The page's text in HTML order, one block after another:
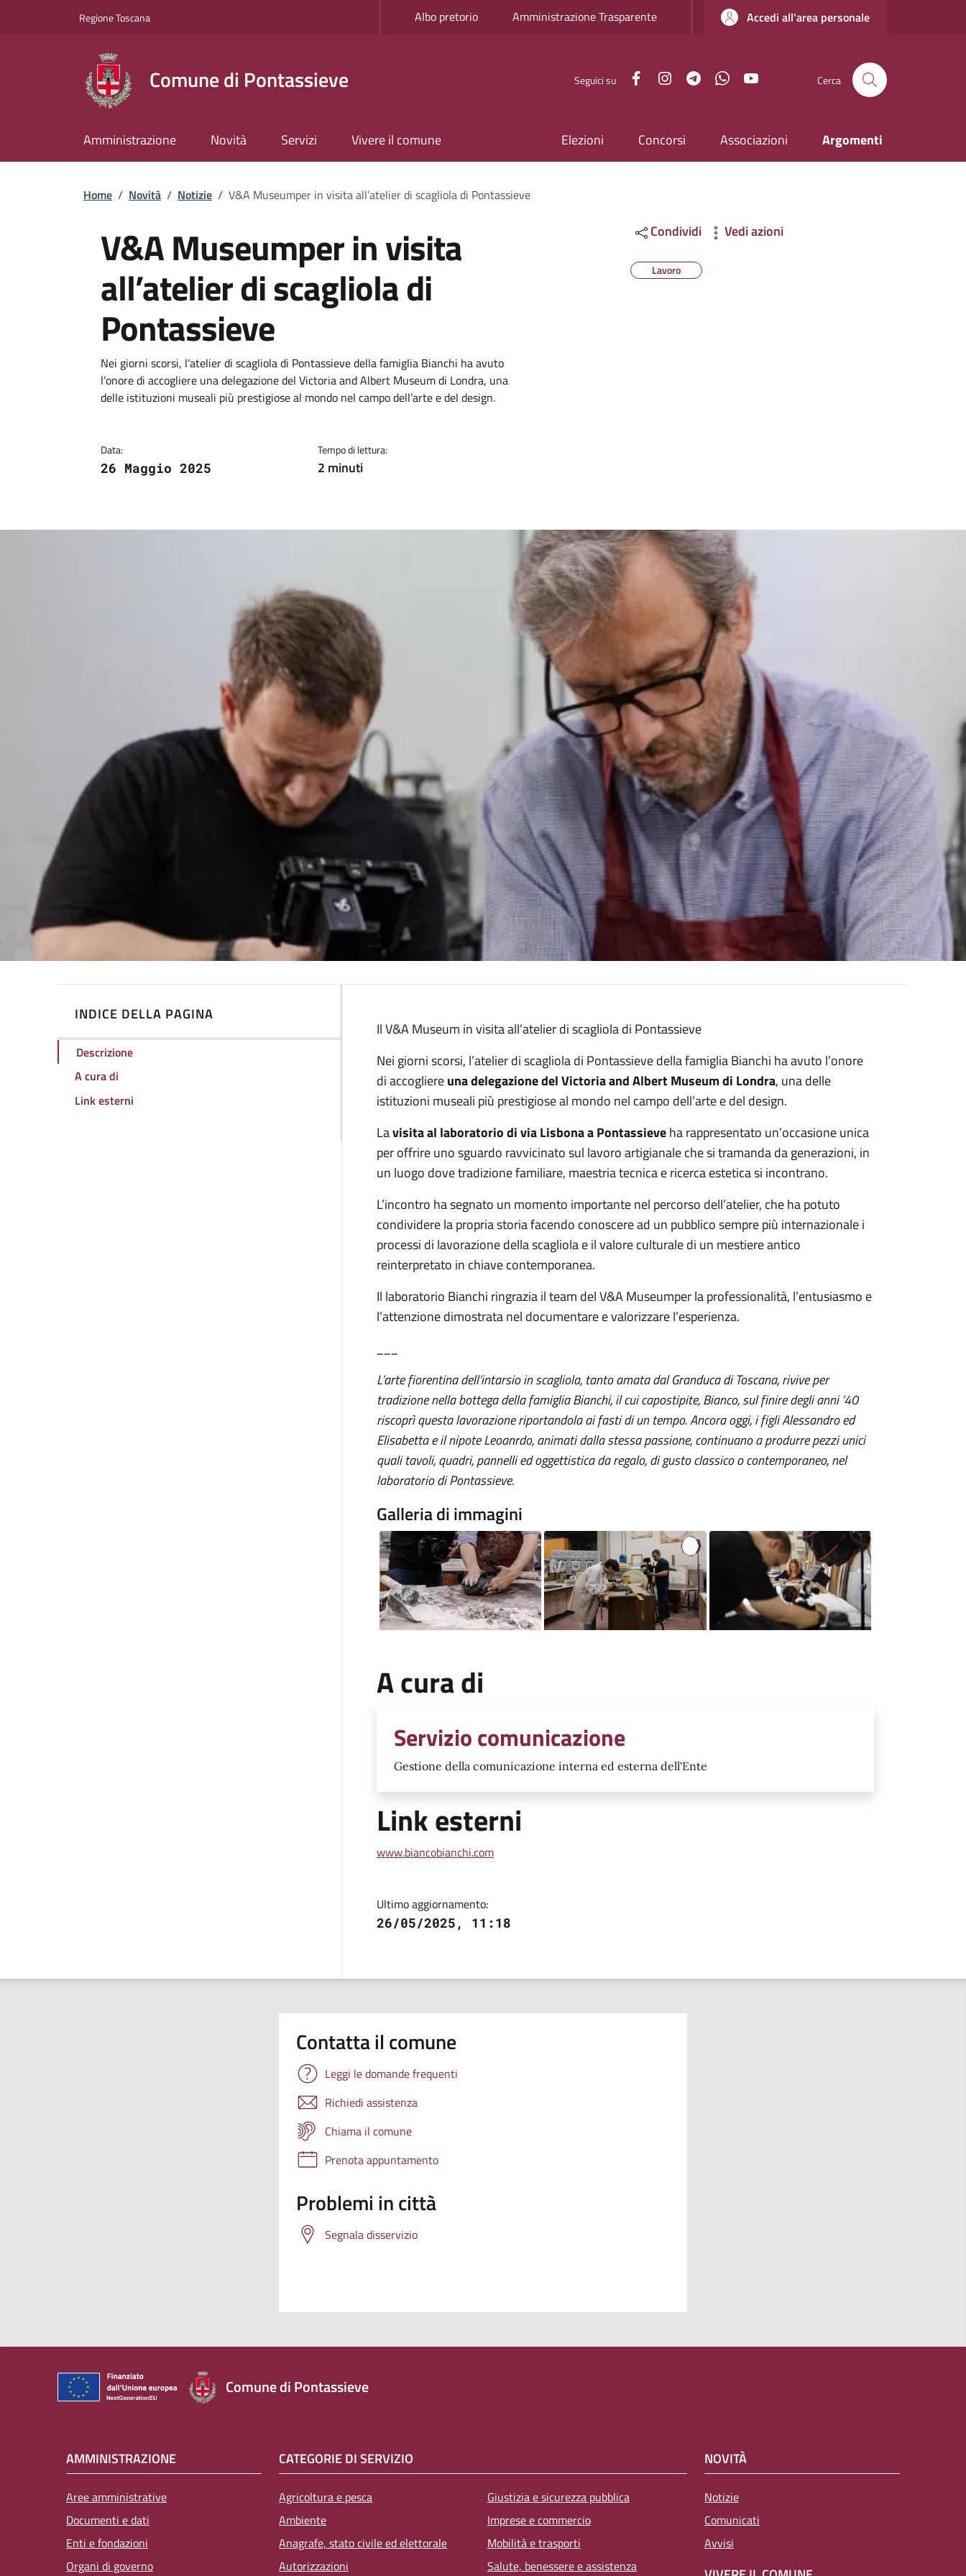
Regione ToscanaSlim top Albo pretorio Amministrazione Trasparente Accedi all'area personale
Comune di Pontassieve Seguici su FacebookInstagramTelegramWhatsApp Cerca
Amministrazione Novità Servizi Vivere il comune Elezioni Concorsi Associazioni Argomenti
Briciole di pane
Home / Novità / Notizie / V&A Museumper in visita all’atelier di scagliola di Pontassieve
V&A Museumper in visita
all’atelier di scagliola di
Pontassieve
Dettagli
Descrizione breve
Nei giorni scorsi, l’atelier di scagliola di Pontassieve della famiglia Bianchi ha avuto
l’onore di accogliere una delegazione del Victoria and Albert Museum di Londra, una
delle istituzioni museali più prestigiose al mondo nel campo dell’arte e del design.
Data:
26 Maggio 2025
Tempo di lettura:
2 minuti
Condividi Vedi azioni
Lavoro
INDICE DELLA PAGINA
Descrizione
A cura di
Link esterni
Descrizione
Il V&A Museum in visita all’atelier di scagliola di Pontassieve
Nei giorni scorsi, l’atelier di scagliola di Pontassieve della famiglia Bianchi ha avuto l’onore
di accogliereuna delegazione del Victoria and Albert Museum di Londra, una delle
istituzioni museali più prestigiose al mondo nel campo dell’arte e del design.
Lavisita al laboratorio di via Lisbona a Pontassieveha rappresentato un’occasione unica
per offrire uno sguardo ravvicinato sul lavoro artigianale che si tramanda da generazioni, in
un luogo dove tradizione familiare, maestria tecnica e ricerca estetica si incontrano.
L’incontro ha segnato un momento importante nel percorso dell’atelier, che ha potuto
condividere la propria storia facendo conoscere ad un pubblico sempre più internazionale i
processi di lavorazione della scagliola e il valore culturale di un mestiere antico
reinterpretato in chiave contemporanea.
Il laboratorio Bianchi ringrazia il team del V&A Museumper la professionalità, l’entusiasmo e
l’attenzione dimostrata nel documentare e valorizzare l’esperienza.
L’arte fiorentina dell’intarsio in scagliola, tanto amata dal Granduca di Toscana, rivive per
tradizione nella bottega della famiglia Bianchi, il cui capostipite, Bianco, sul finire degli anni ’40
riscoprì questa lavorazione riportandola ai fasti di un tempo. Ancora oggi, i figli Alessandro ed
Elisabetta e il nipote Leoanrdo, animati dalla stessa passione, continuano a produrre pezzi unici
quali tavoli, quadri, pannelli ed oggettistica da regalo, di gusto classico o contemporaneo, nel
laboratorio di Pontassieve.
Galleria di immagini
Image
Image Image
A cura di
Servizio comunicazione
Gestione della comunicazione interna ed esterna dell'Ente
Link esterni
www.biancobianchi.com
Ultimo aggiornamento:
26/05/2025, 11:18
Contatta il comune
Leggi le domande frequenti
Richiedi assistenza
Chiama il comune
Prenota appuntamento
Problemi in città
Segnala disservizio
Comune di Pontassieve
AMMINISTRAZIONE
Aree amministrative
Documenti e dati
Enti e fondazioni
Organi di governo
CATEGORIE DI SERVIZIO
Agricoltura e pesca
Ambiente
Anagrafe, stato civile ed elettorale
Autorizzazioni
Giustizia e sicurezza pubblica
Imprese e commercio
Mobilità e trasporti
Salute, benessere e assistenza
NOVITÀ
Notizie
Comunicati
Avvisi